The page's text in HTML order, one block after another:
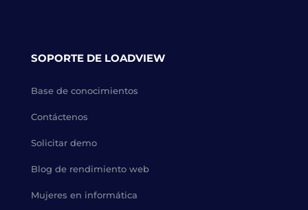
SOPORTE DE LOADVIEW
Base de conocimientos
Contáctenos
Solicitar demo
Blog de rendimiento web
Mujeres en informática